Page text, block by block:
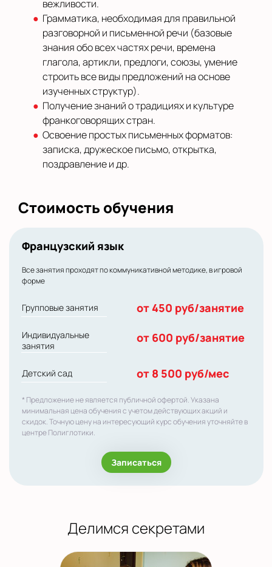
вежливости.
Грамматика, необходимая для правильной
разговорной и письменной речи (базовые
знания обо всех частях речи, времена
глагола, артикли, предлоги, союзы, умение
строить все виды предложений на основе
изученных структур).
Получение знаний о традициях и культуре
франкоговорящих стран.
Освоение простых письменных форматов:
записка, дружеское письмо, открытка,
поздравление и др.
Стоимость обучения
Французский язык
Все занятия проходят по коммуникативной методике, в игровой
форме
Групповые занятия от 450 руб/занятие
Индивидуальные
занятия
от 600 руб/занятие
Детский сад от 8 500 руб/мес
* Предложение не является публичной офертой. Указана
минимальная цена обучения с учетом действующих акций и
скидок. Точную цену на интересующий курс обучения уточняйте в
центре Полиглотики.
Записаться
Делимся секретами